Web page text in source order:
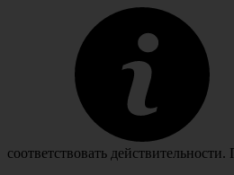
соответствовать